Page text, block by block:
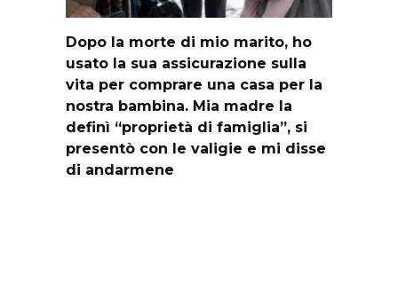
Dopo la morte di mio marito, ho
usato la sua assicurazione sulla
vita per comprare una casa per la
nostra bambina. Mia madre la
definì “proprietà di famiglia”, si
presentò con le valigie e mi disse
di andarmene